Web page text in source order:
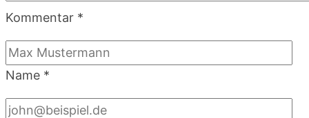
Kommentar *
Name *